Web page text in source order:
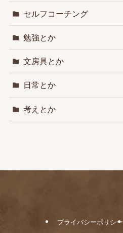
セルフコーチング
勉強とか
文房具とか
日常とか
考えとか
プライバシーポリシー